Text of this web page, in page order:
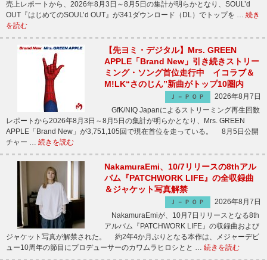
売上レポートから、2026年8月3日～8月5日の集計が明らかとなり、SOUL’d
OUT『はじめてのSOUL’d OUT』が341ダウンロード（DL）でトップを … 続き
を読む
【先ヨミ・デジタル】Mrs. GREEN
APPLE「Brand New」引き続きストリー
ミング・ソング首位走行中 イコラブ＆
M!LK“さのじん”新曲がトップ10圏内
Ｊ－ＰＯＰ
2026年8月7日
GfK/NIQ Japanによるストリーミング再生回数
レポートから2026年8月3日～8月5日の集計が明らかとなり、Mrs. GREEN
APPLE「Brand New」が3,751,105回で現在首位を走っている。 8月5日公開
チャー … 続きを読む
NakamuraEmi、10/7リリースの8thアル
バム『PATCHWORK LIFE』の全収録曲
＆ジャケット写真解禁
Ｊ－ＰＯＰ
2026年8月7日
NakamuraEmiが、10月7日リリースとなる8th
アルバム『PATCHWORK LIFE』の収録曲および
ジャケット写真が解禁された。 約2年4か月ぶりとなる本作は、メジャーデビ
ュー10周年の節目にプロデューサーのカワムラヒロシとと … 続きを読む